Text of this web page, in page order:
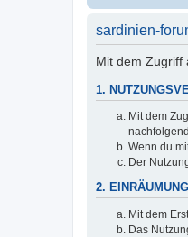
sardinien-
Mit dem Zugriff
1.
Mit dem
Wenn du
Der
2.
Mit dem
Das